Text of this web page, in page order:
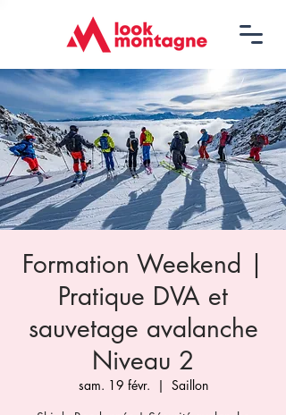
Formation Weekend |
Pratique DVA et
sauvetage avalanche
Niveau 2
sam. 19 févr.
  |
Saillon